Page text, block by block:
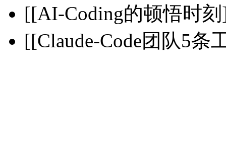
[[AI-Coding的顿悟时
[[Claude-Code团队5条